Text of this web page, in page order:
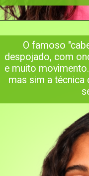
O famoso
despojado, com
e muito
mas sim a